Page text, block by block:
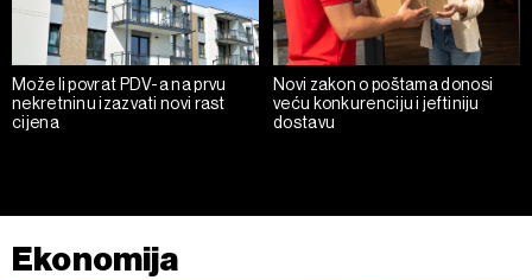
Može li povrat PDV-a na prvu
nekretninu izazvati novi rast
cijena
Novi zakon o poštama donosi
veću konkurenciju i jeftiniju
dostavu
Ekonomija